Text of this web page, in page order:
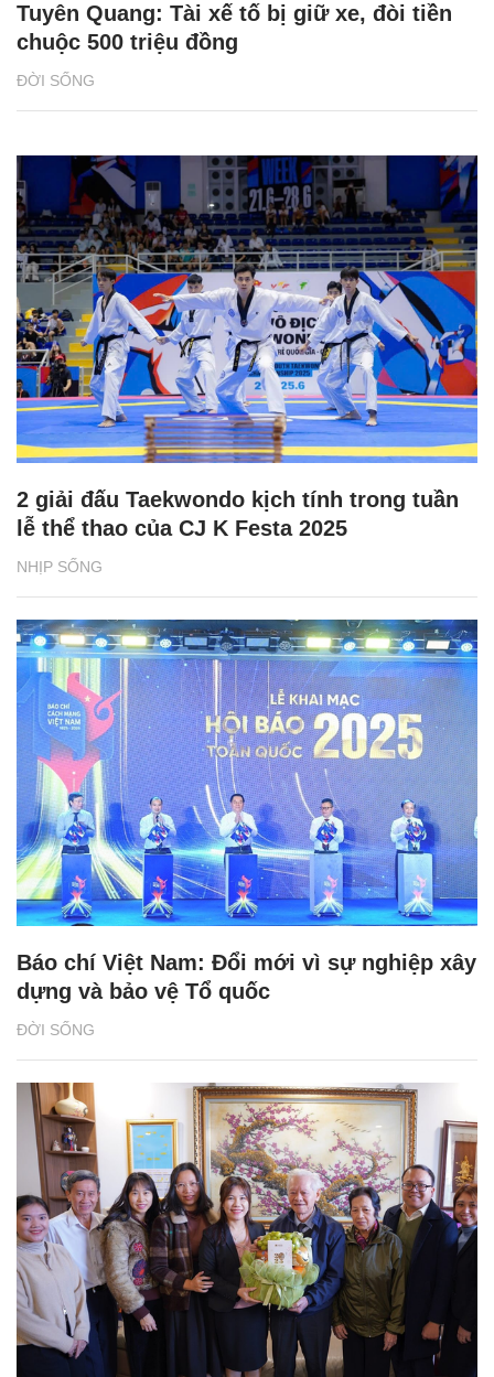
ĐỜI SỐNG
Tuyên Quang: Tài xế tố bị giữ xe, đòi tiền
chuộc 500 triệu đồng
NHỊP SỐNG
2 giải đấu Taekwondo kịch tính trong tuần
lễ thể thao của CJ K Festa 2025
ĐỜI SỐNG
Báo chí Việt Nam: Đổi mới vì sự nghiệp xây
dựng và bảo vệ Tổ quốc